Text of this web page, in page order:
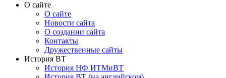
О сайте
О сайте
Новости сайта
О создании сайта
Контакты
Дружественные сайты
История ВТ
История НФ ИТМиВТ